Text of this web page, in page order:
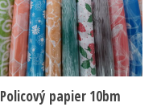
Policový papier 10bm